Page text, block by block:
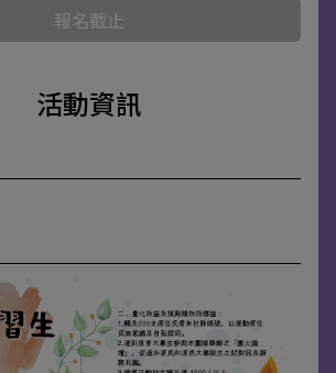
報名截止
活動資訊